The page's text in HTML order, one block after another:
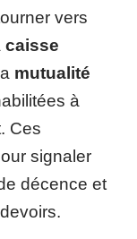
vers
caisse
mutualité
à
Ces
signaler
décence et